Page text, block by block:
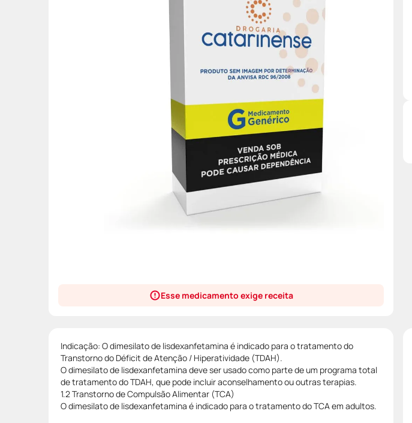
Esse medicamento exige receita
Indicação: O dimesilato de lisdexanfetamina é indicado para o tratamento do
Transtorno do Déficit de Atenção / Hiperatividade (TDAH).
O dimesilato de lisdexanfetamina deve ser usado como parte de um programa total
de tratamento do TDAH, que pode incluir aconselhamento ou outras terapias.
1.2 Transtorno de Compulsão Alimentar (TCA)
O dimesilato de lisdexanfetamina é indicado para o tratamento do TCA em adultos.